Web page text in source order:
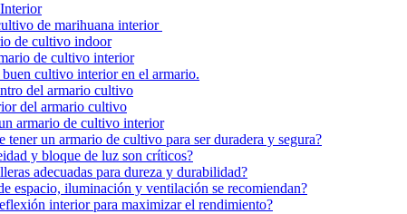
de marihuana interior
de cultivo indoor
de cultivo interior
cultivo interior en el armario.
del armario cultivo
del armario cultivo
armario de cultivo interior
tener un armario de cultivo para ser duradera y segura?
y bloque de luz son críticos?
adecuadas para dureza y durabilidad?
espacio, iluminación y ventilación se recomiendan?
interior para maximizar el rendimiento?